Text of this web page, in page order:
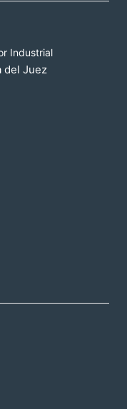
Industrial
del Juez